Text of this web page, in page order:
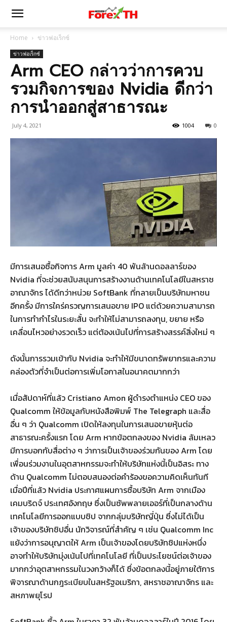
Home ข่าวฟอเร็กซ์
ข่าวฟอเร็กซ์
Arm CEO กล่าวว่าการควบ
รวมกิจการของ Nvidia ดีกว่า
การนำออกสู่สาธารณะ
July 4, 2021 0
1004
มีการเสนอซื้อกิจการ Arm มูลค่า 40 พันล้านดอลลาร์ของ
Nvidia ที่จะช่วยสนับสนุนการสร้างงานด้านเทคโนโลยีในสหราช
อาณาจักร ได้ดีกว่าหน่วย SoftBank ที่กลายเป็นบริษัทมหาชน
อีกครั้ง มีการใคร่ครวญการเสนอขาย IPO แต่ด้วยความสามารถ
ในการทำกำไรในระยะสั้น จะทำให้ไม่สามารถลงทุน, ขยาย หรือ
เคลื่อนไหวอย่างรวดเร็ว แต่ต้องเน้นไปที่การสร้างสรรค์สิ่งใหม่ ๆ
ดังนั้นการรวมเข้ากับ Nvidia จะทำให้มีขนาดทรัพยากรและความ
คล่องตัวที่จำเป็นต่อการเพิ่มโอกาสในอนาคตมากกว่า
เมื่อสัปดาห์ที่แล้ว Cristiano Amon ผู้ดำรงตำแหน่ง CEO ของ
Qualcomm ให้ข้อมูลกับหนังสือพิมพ์ The Telegraph และสื่อ
อื่น ๆ ว่า Qualcomm เปิดให้ลงทุนในการเสนอขายหุ้นต่อ
สาธารณะครั้งแรก โดย Arm หากข้อตกลงของ Nvidia ล้มเหลว
มีการบอกกับสื่อต่าง ๆ ว่าการเป็นเจ้าของร่วมกันของ Arm โดย
เพื่อนร่วมงานในอุตสาหกรรมจะทำให้บริษัทแห่งนี้เป็นอิสระ ทาง
ด้าน Qualcomm ไม่ตอบสนองต่อคำร้องขอความคิดเห็นทันที
เมื่อปีที่แล้ว Nvidia ประกาศแผนการซื้อบริษัท Arm จากเมือง
เคมบริดจ์ ประเทศอังกฤษ ซึ่งเป็นซัพพลายเออร์ที่เป็นกลางด้าน
เทคโนโลยีการออกแบบชิป จากกลุ่มบริษัทญี่ปุ่น ซึ่งไม่ได้เป็น
เจ้าของบริษัทชิปอื่น นักวิจารณ์ที่สำคัญ ๆ เช่น Qualcomm Inc
แย้งว่าการอนุญาตให้ Arm เป็นเจ้าของโดยบริษัทชิปแห่งหนึ่ง
อาจทำให้บริษัทมุ่งเน้นไปที่เทคโนโลยี ที่เป็นประโยชน์ต่อเจ้าของ
มากกว่าอุตสาหกรรมในวงกว้างก็ได้ ซึ่งข้อตกลงนี้อยู่ภายใต้การ
พิจารณาด้านกฎระเบียบในสหรัฐอเมริกา, สหราชอาณาจักร และ
สหภาพยุโรป